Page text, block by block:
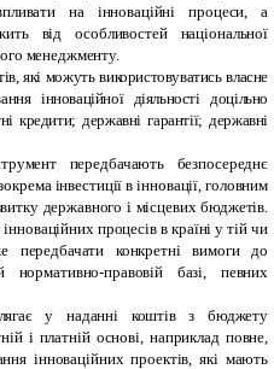
на інноваційні процеси, а
від особливостей національної
менеджменту.
які можуть використовуватись власне
інноваційної діяльності доцільно
кредити; державні гарантії; державні
передбачають безпосереднє
інвестиції в інновації, головним
державного і місцевих бюджетів.
процесів в країні у тій чи
конкретні вимоги до
нормативно-правовій базі, певних
у наданні коштів з бюджету
і платній основі, наприклад повне,
інноваційних проектів, які мають